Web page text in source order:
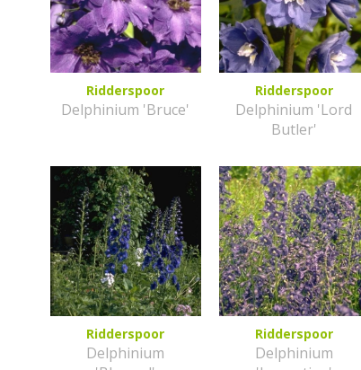
Ridderspoor
Delphinium 'Bruce'
Ridderspoor
Delphinium 'Lord
Butler'
Ridderspoor
Delphinium
Ridderspoor
Delphinium